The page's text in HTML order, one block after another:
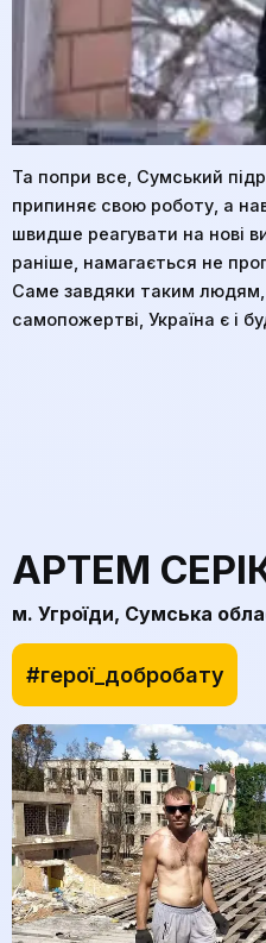
#герої_добробату
АРТЕМ
м. Угроїди, Сумська
Та попри все, Сумський
припиняє свою роботу, а
швидше реагувати на нові
раніше, намагається не
Саме завдяки таким людям,
самопожертві, Україна є і